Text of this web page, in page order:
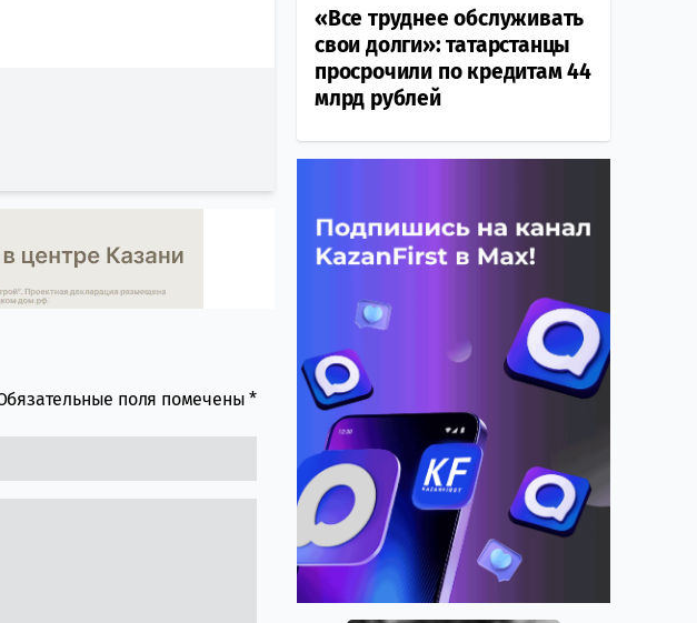
поля помечены*
«Все труднее обслуживать
свои долги»: татарстанцы
просрочили по кредитам 44
млрд рублей